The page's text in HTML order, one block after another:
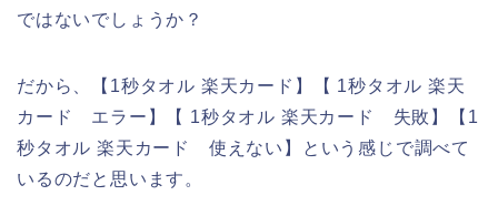
ではないでしょうか？
だから、【1秒タオル 楽天カード】【 1秒タオル 楽天
カード エラー】【 1秒タオル 楽天カード 失敗】【1
秒タオル 楽天カード 使えない】という感じで調べて
いるのだと思います。